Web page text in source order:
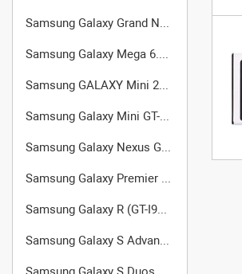
Samsung Galaxy Grand Neo (GT-I9060)
Samsung Galaxy Mega 6.3 GT-I9200
Samsung GALAXY Mini 2 (GT-S6500D)
Samsung Galaxy Mini GT-S5570
Samsung Galaxy Nexus GT-I9250
Samsung Galaxy Premier GT-I9260
Samsung Galaxy R (GT-I9103)
Samsung Galaxy S Advance GT-I9070